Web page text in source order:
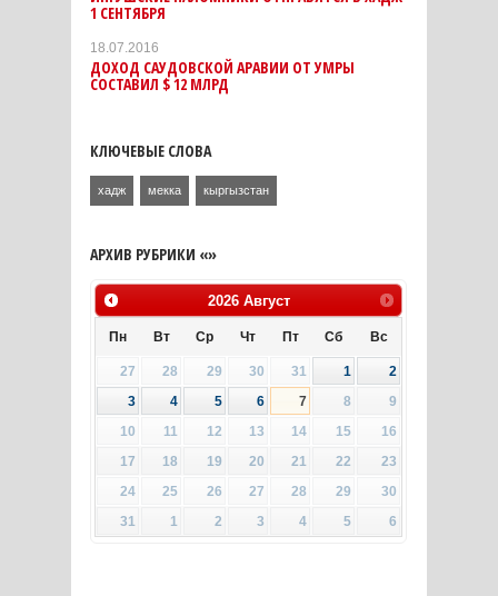
1 СЕНТЯБРЯ
18.07.2016
ДОХОД САУДОВСКОЙ АРАВИИ ОТ УМРЫ
СОСТАВИЛ $ 12 МЛРД
КЛЮЧЕВЫЕ СЛОВА
хадж мекка кыргызстан
АРХИВ РУБРИКИ «»
2026 Август
Пн Вт Ср Чт Пт Сб Вс
27 28 29 30 31 1
2
3
4 5 6 7 8
9
10
11 12 13 14 15
16
17
18 19 20 21 22
23
24
25 26 27 28 29
30
31
1 2 3 4 5 6